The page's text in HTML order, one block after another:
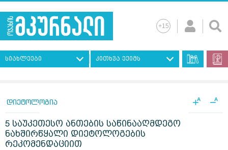
სიახლეები კითხვა ექიმს
დიეტოლოგია +A −A
5 საუკეთესო ანთების საწინააღმდეგო
ნახშირწყალი დიეტოლოგების
რეკომენდაციით